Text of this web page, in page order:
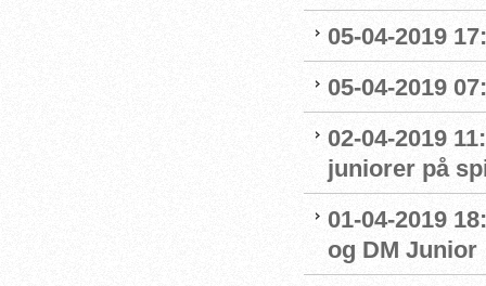
05-04-2019
05-04-2019
02-04-2019
juniorer på
01-04-2019
og DM Junior